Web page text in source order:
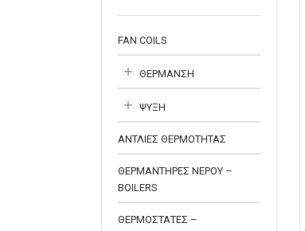
FAN COILS
ΘΕΡΜΑΝΣΗ
ΨΥΞΗ
ΑΝΤΛΙΕΣ ΘΕΡΜΟΤΗΤΑΣ
ΘΕΡΜΑΝΤΗΡΕΣ ΝΕΡΟΥ –
BOILERS
ΘΕΡΜΟΣΤΑΤΕΣ –